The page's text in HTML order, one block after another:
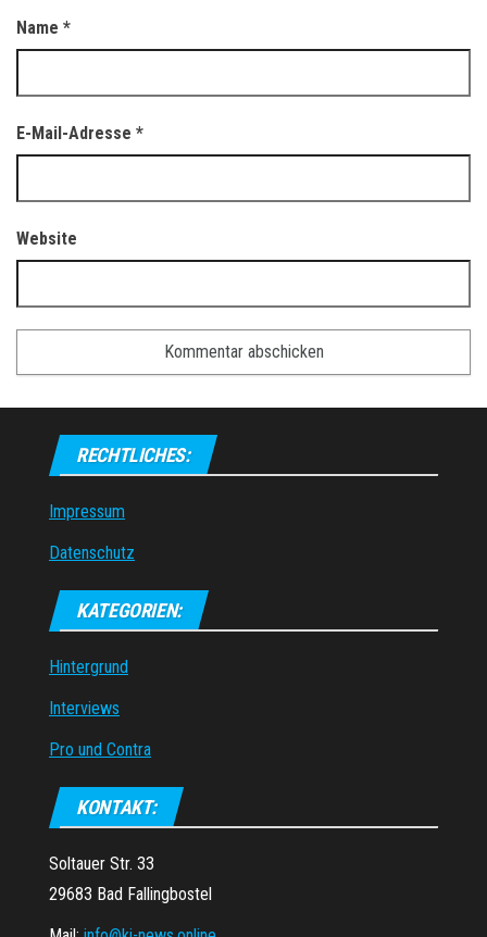
Name *
E-Mail-Adresse *
Website
RECHTLICHES:
Impressum
Datenschutz
KATEGORIEN:
Hintergrund
Interviews
Pro und Contra
KONTAKT:
Soltauer Str. 33
29683 Bad Fallingbostel